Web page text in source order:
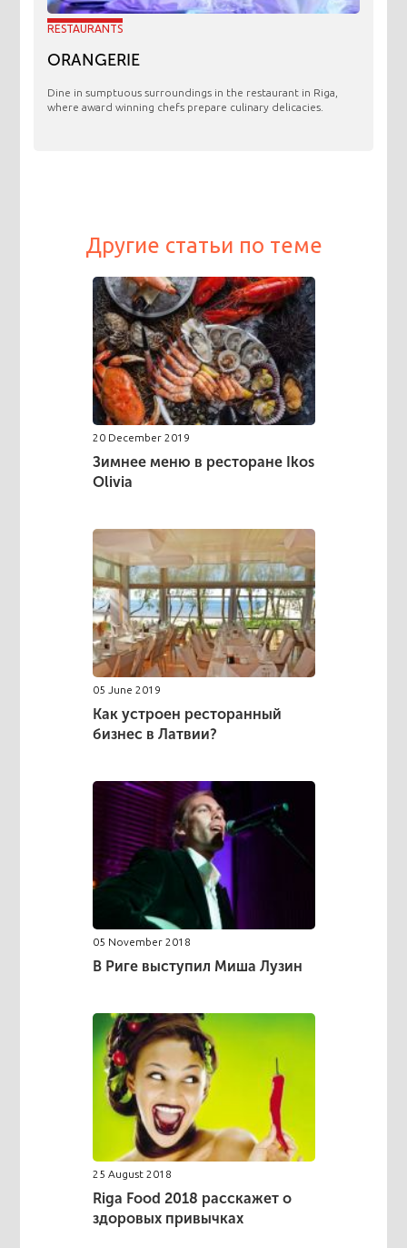
RESTAURANTS
ORANGERIE
​Dine in sumptuous surroundings in the restaurant in Riga,
where award winning chefs prepare culinary delicacies.
Другие статьи по теме
20 December 2019
Зимнее меню в ресторане Ikos
Olivia
05 June 2019
Как устроен ресторанный
бизнес в Латвии?
05 November 2018
В Риге выступил Миша Лузин
25 August 2018
Riga Food 2018 расскажет о
здоровых привычках